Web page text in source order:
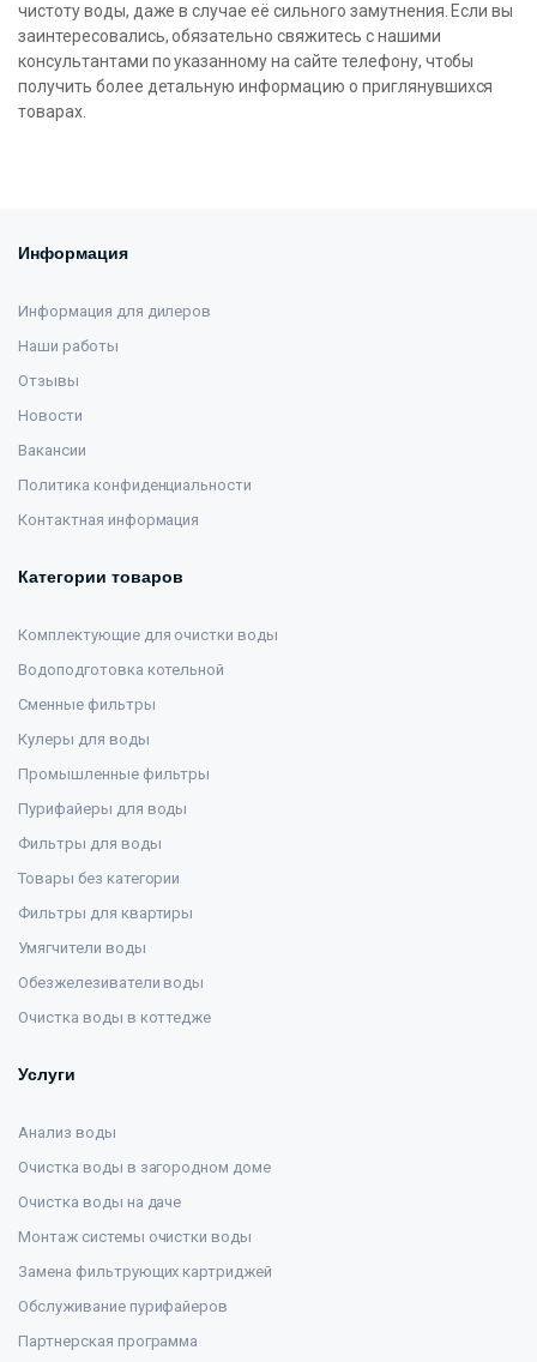
чистоту воды, даже в случае её сильного замутнения. Если вы
заинтересовались, обязательно свяжитесь с нашими
консультантами по указанному на сайте телефону, чтобы
получить более детальную информацию о приглянувшихся
товарах.
Информация
Информация для дилеров
Наши работы
Отзывы
Новости
Вакансии
Политика конфиденциальности
Контактная информация
Категории товаров
Комплектующие для очистки воды
Водоподготовка котельной
Сменные фильтры
Кулеры для воды
Промышленные фильтры
Пурифайеры для воды
Фильтры для воды
Товары без категории
Фильтры для квартиры
Умягчители воды
Обезжелезиватели воды
Очистка воды в коттедже
Услуги
Анализ воды
Очистка воды в загородном доме
Очистка воды на даче
Монтаж системы очистки воды
Замена фильтрующих картриджей
Обслуживание пурифайеров
Партнерская программа